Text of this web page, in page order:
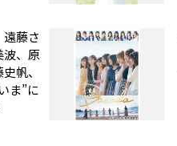
藤さ
波、原
帆、
ま”に